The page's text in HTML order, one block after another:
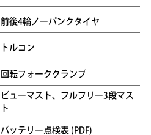
前後4輪ノーパンクタイヤ
トルコン
回転フォーククランプ
ビューマスト、フルフリー3段マス
ト
バッテリー点検表 (PDF)